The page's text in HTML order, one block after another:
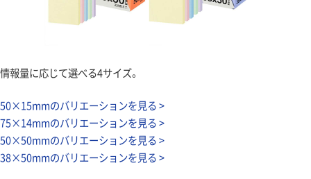
情報量に応じて選べる4サイズ。
50×15mmのバリエーションを見る >
75×14mmのバリエーションを見る >
50×50mmのバリエーションを見る >
38×50mmのバリエーションを見る >